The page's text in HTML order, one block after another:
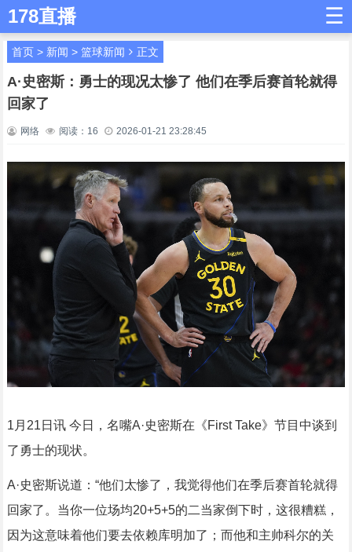
178直播 ☰
首页> 新闻 > 篮球新闻 正文
A·史密斯：勇士的现况太惨了 他们在季后赛首轮就得
回家了
网络 阅读： 16 2026-01-21 23:28:45
1月21日讯 今日，名嘴A·史密斯在《First Take》节目中谈到
了勇士的现状。
A·史密斯说道：“他们太惨了，我觉得他们在季后赛首轮就得
回家了。当你一位场均20+5+5的二当家倒下时，这很糟糕，
因为这意味着他们要去依赖库明加了；而他和主帅科尔的关